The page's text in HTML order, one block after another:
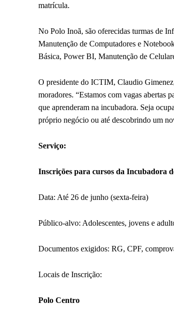
matrícula.
No Polo Inoã, são oferecidas turmas de
Manutenção de Computadores e
Básica, Power BI, Manutenção de
O presidente do ICTIM, Claudio
moradores. “Estamos com vagas abertas
que aprenderam na incubadora. Seja
próprio negócio ou até descobrindo um
Serviço:
Inscrições para cursos da Incubadora
Data: Até 26 de junho (sexta-feira)
Público-alvo: Adolescentes, jovens e
Documentos exigidos: RG, CPF,
Locais de Inscrição:
Polo Centro